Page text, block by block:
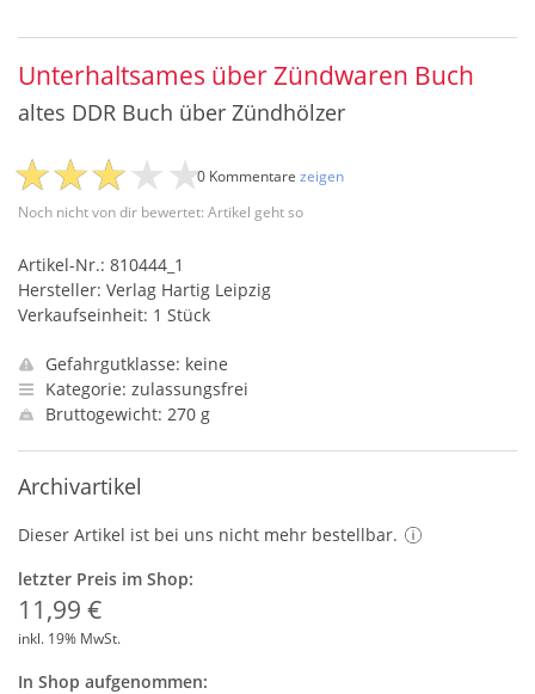
Unterhaltsames über Zündwaren Buch
altes DDR Buch über Zündhölzer
Noch nicht von dir bewertet: Artikel geht so
0 Kommentare zeigen
Artikel-Nr.: 810444_1
Hersteller: Verlag Hartig Leipzig
Verkaufseinheit: 1 Stück
Gefahrgutklasse: keine
Kategorie: zulassungsfrei
Bruttogewicht: 270 g
Archivartikel
Dieser Artikel ist bei uns nicht mehr bestellbar.
letzter Preis im Shop:
11,99 €
inkl. 19% MwSt.
In Shop aufgenommen: